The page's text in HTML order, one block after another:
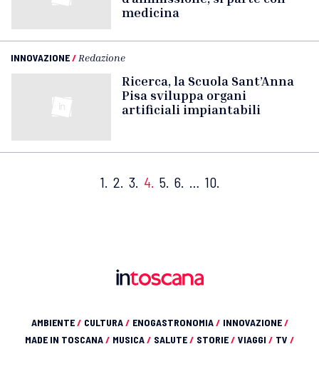
medicina
INNOVAZIONE/ Redazione
Ricerca, la Scuola Sant’Anna
Pisa sviluppa organi
artificiali impiantabili
1. 2. 3. 4. 5. 6. … 10.
AMBIENTE/ CULTURA/ ENOGASTRONOMIA/ INNOVAZIONE/
MADE IN TOSCANA/ MUSICA/ SALUTE/ STORIE/ VIAGGI / TV /